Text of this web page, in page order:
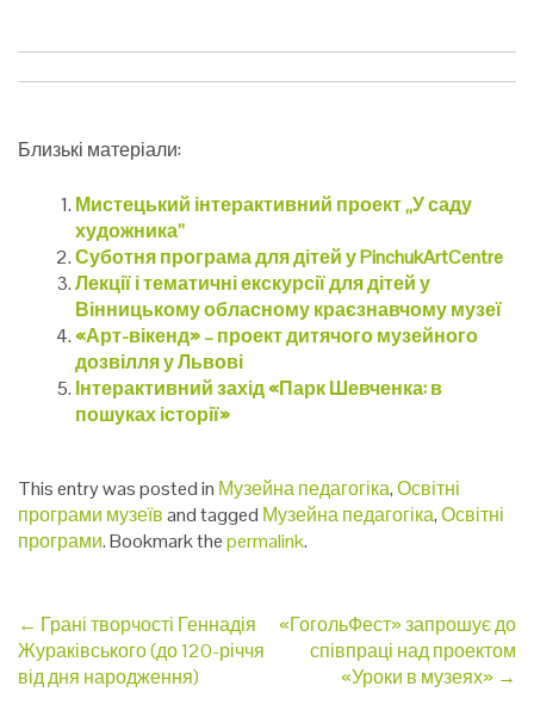
Близькі матеріали:
Мистецький інтерактивний проект „У саду
художника”
Суботня програма для дітей у PinchukArtCentre
Лекції і тематичні екскурсії для дітей у
Вінницькому обласному краєзнавчому музеї
«Арт-вікенд» – проект дитячого музейного
дозвілля у Львові
Інтерактивний захід «Парк Шевченка: в
пошуках історії»
This entry was posted in Музейна педагогіка,Освітні
програми музеївand tagged Музейна педагогіка,Освітні
програми. Bookmark thepermalink.
Post
navigation
← Грані творчості Геннадія
Жураківського (до 120-річчя
від дня народження)
«ГогольФест» запрошує до
співпраці над проектом
«Уроки в музеях» →